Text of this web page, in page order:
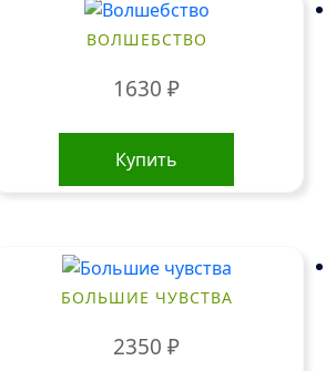
ВОЛШЕБСТВО
1630 ₽
Купить
БОЛЬШИЕ ЧУВСТВА
2350 ₽